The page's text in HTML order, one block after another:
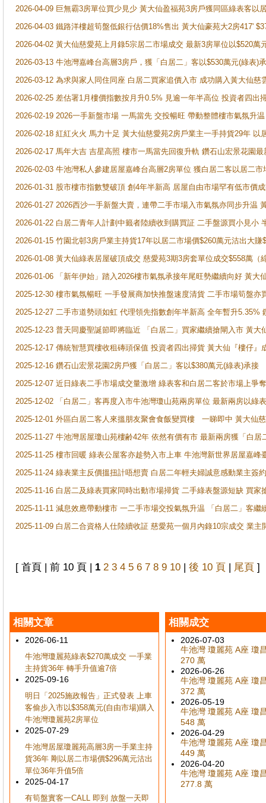
2026-04-09 巨無霸3房單位買少見少 黃大仙盈福苑3房戶獲同區綠表客以
2026-04-03 鐵路洋樓超筍盤低銀行估價18%售出 黃大仙豪苑大2房417'
2026-04-02 黃大仙慈愛苑上月錄5宗居二市場成交 最新3房單位以$520萬
2026-03-13 牛池灣嘉峰台高層3房戶，獲「白居二」客以$530萬元(綠表)
2026-03-12 為求與家人同住同座 白居二買家追價入市 成功購入黃大仙
2026-02-25 差估署1月樓價指數按月升0.5% 見逾一年半高位 投資者四
2026-02-19 2026一手新盤市場 一馬當先 交投暢旺 帶動整體樓市氣氛升
2026-02-18 紅紅火火 馬力十足 黃大仙慈愛苑2房戶業主一手持貨29年 以
2026-02-17 馬年大吉 吉星高照 樓市一馬當先回復升軌 鑽石山宏景花園
2026-02-03 牛池灣私人參建居屋嘉峰台高層2房單位 獲白居二客以居二市
2026-01-31 股市樓市指數雙破頂 創4年半新高 居屋自由市場罕有低市價
2026-01-27 2026西沙一手新盤大賣，連帶二手市場入市氣氛亦同步升温
2026-01-22 白居二青年人計劃中籤者陸續收到購買証 二手盤源買小見小
2026-01-15 竹園北邨3房戶業主持貨17年以居二市場價$260萬元沽出大賺
2026-01-08 黃大仙綠表居屋破頂成交 慈愛苑3期3房套單位成交$558萬（
2026-01-06 「新年伊始」踏入2026樓市氣氛承接年尾旺勢繼續向好 黃
2025-12-30 樓市氣氛暢旺 一手發展商加快推盤速度清貨 二手市場筍盤
2025-12-27 二手市道勢頭如虹 代理領先指數創年半新高 全年暫升5.35%
2025-12-23 普天同慶聖誕節即將臨近 「白居二」買家繼續搶閘入市 黃
2025-12-17 傳統智慧買樓收租磚頭保值 投資者四出掃貨 黃大仙『樓仔
2025-12-16 鑽石山宏景花園2房戶獲「白居二」客以$380萬元(綠表)承接
2025-12-07 近日綠表二手市場成交量激增 綠表客和白居二客於市場上
2025-12-02 「白居二」客再度入市牛池灣瓊山苑兩房單位 最新兩房以綠
2025-12-01 外區白居二客人來搵朋友聚會食飯變買樓 一睇即中 黃大仙
2025-11-27 牛池灣居屋瓊山苑樓齢42年 依然有價有市 最新兩房獲「白居
2025-11-25 樓市回暖 綠表公屋客亦趁勢入市上車 牛池灣新世界居屋嘉峰
2025-11-24 綠表業主反價搵扭計唔想賣 白居二年輕夫婦誠意感動業主簽
2025-11-16 白居二及綠表買家同時出動市場掃貨 二手綠表盤源短缺 買
2025-11-11 減息效應帶動樓市 一二手市場交投氣氛升温 「白居二」客
2025-11-09 白居二合資格人仕陸續收証 慈愛苑一個月內錄10宗成交 業
[ 首頁 | 前 10 頁 | 1 2 3 4 5 6 7 8 9 10 | 後 10 頁 | 尾頁 ]
相關文章
2026-06-11
牛池灣瓊麗苑綠表$270萬成交 一手業
主持貨36年 轉手升值逾7倍
2025-09-16
明日「2025施政報告」正式發表 上車
客偷步入市以$358萬元(自由市場)購入
牛池灣瓊麗苑2房單位
2025-07-29
牛池灣居屋瓊麗苑高層3房一手業主持
貨36年 剛以居二市場價$296萬元沽出
單位36年升值5倍
2025-04-17
有筍盤實客一CALL 即到 放盤一天即
相關成交
2026-07-03
牛池灣 瓊麗苑 A座 瓊
270 萬
2026-06-26
牛池灣 瓊麗苑 A座 瓊
372 萬
2026-05-19
牛池灣 瓊麗苑 A座 瓊
548 萬
2026-04-29
牛池灣 瓊麗苑 A座 瓊
449 萬
2026-04-20
牛池灣 瓊麗苑 A座 瓊
277.8 萬